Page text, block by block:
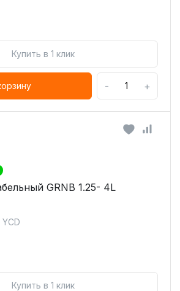
Купить в 1 клик
- +
GRNB 1.25- 4L
Купить в 1 клик